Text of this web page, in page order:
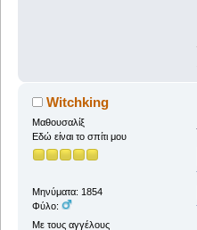
Witchking
Μαθουσαλίξ
Εδώ είναι το σπίτι μου
Μηνύματα: 1854
Φύλο:
Με τους αγγέλους